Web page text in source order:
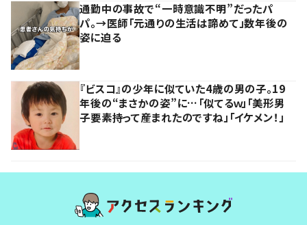
通勤中の事故で“一時意識不明”だったパ
パ。→医師「元通りの生活は諦めて」数年後の
姿に迫る
『ビスコ』の少年に似ていた4歳の男の子。19
年後の“まさかの姿”に…「似てるｗ」「美形男
子要素持って産まれたのですね」「イケメン！」